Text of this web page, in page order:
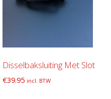
Disselbaksluiting Met Slot
€39.95 incl. BTW